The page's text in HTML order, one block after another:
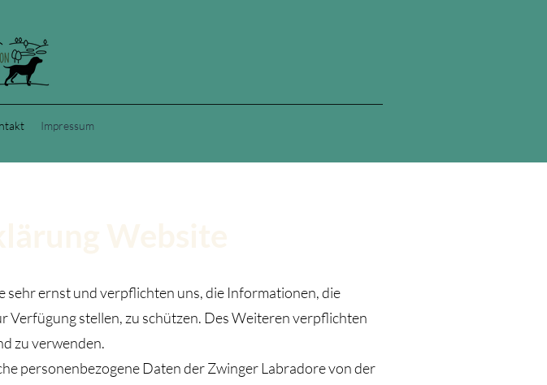
Impressum
ernst und verpflichten uns, die Informationen, die
stellen, zu schützen. Des Weiteren verpflichten
zu verwenden.
personenbezogene Daten der Zwinger Labradore von der